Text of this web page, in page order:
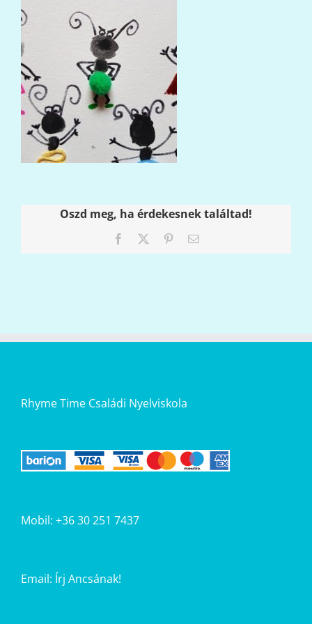
Oszd meg, ha érdekesnek találtad!
Facebook PinterestEmail:
Rhyme Time Családi Nyelviskola
Mobil: +36 30 251 7437
Email: Írj Ancsának!